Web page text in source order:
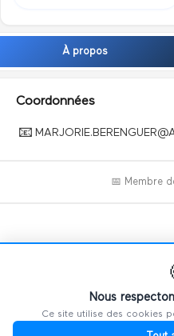
À propos
Coordonnées
📧
📅 Membre
Ce profil n'a pas
Nous
Ce site utilise des cookies